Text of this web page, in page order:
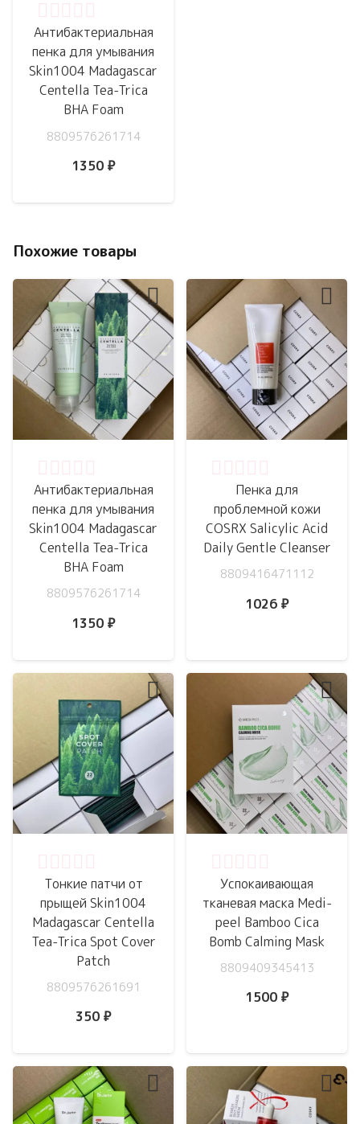
Антибактериальная
пенка для умывания
Skin1004 Madagascar
Centella Tea-Trica
BHA Foam
8809576261714
1350 ₽
Похожие товары
Антибактериальная
пенка для умывания
Skin1004 Madagascar
Centella Tea-Trica
BHA Foam
8809576261714
1350 ₽
Пенка для
проблемной кожи
COSRX Salicylic Acid
Daily Gentle Cleanser
8809416471112
1026 ₽
Тонкие патчи от
прыщей Skin1004
Madagascar Centella
Tea-Trica Spot Cover
Patch
8809576261691
350 ₽
Успокаивающая
тканевая маска Medi-
peel Bamboo Cica
Bomb Calming Mask
8809409345413
1500 ₽